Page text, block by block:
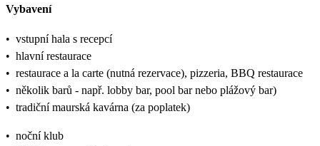
Vybavení
• vstupní hala s recepcí
• hlavní restaurace
• restaurace a la carte (nutná rezervace), pizzeria, BBQ restaurace
• několik barů - např. lobby bar, pool bar nebo plážový bar)
• tradiční maurská kavárna (za poplatek)
• noční klub